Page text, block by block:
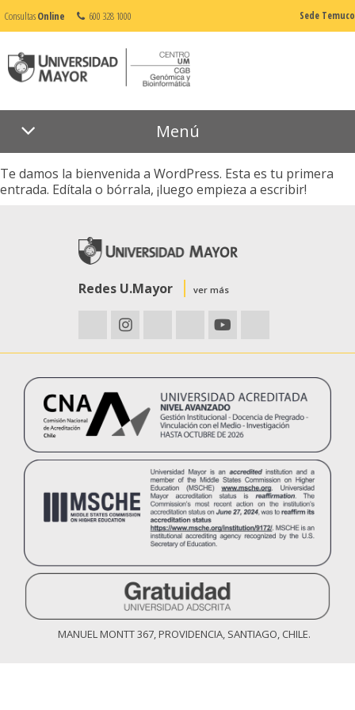
ConsultasOnline 600 328 1000 Sede Temuco
Menú
Te damos la bienvenida a WordPress. Esta es tu primera
entrada. Edítala o bórrala, ¡luego empieza a escribir!
Redes U.Mayor ver más
MANUEL MONTT 367, PROVIDENCIA, SANTIAGO, CHILE.